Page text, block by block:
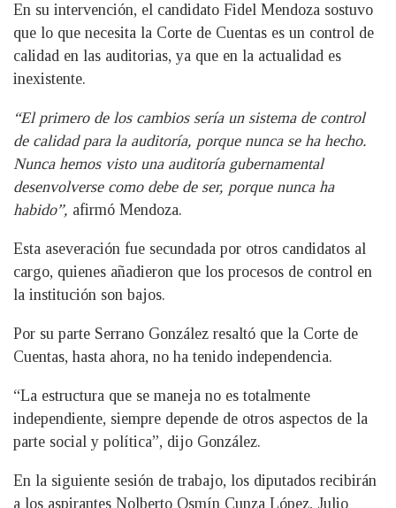
En su intervención, el candidato Fidel Mendoza sostuvo
que lo que necesita la Corte de Cuentas es un control de
calidad en las auditorias, ya que en la actualidad es
inexistente.
“El primero de los cambios sería un sistema de control
de calidad para la auditoría, porque nunca se ha hecho.
Nunca hemos visto una auditoría gubernamental
desenvolverse como debe de ser, porque nunca ha
habido”, afirmó Mendoza.
Esta aseveración fue secundada por otros candidatos al
cargo, quienes añadieron que los procesos de control en
la institución son bajos.
Por su parte Serrano González resaltó que la Corte de
Cuentas, hasta ahora, no ha tenido independencia.
“La estructura que se maneja no es totalmente
independiente, siempre depende de otros aspectos de la
parte social y política”, dijo González.
En la siguiente sesión de trabajo, los diputados recibirán
a los aspirantes Nolberto Osmín Cunza López, Julio